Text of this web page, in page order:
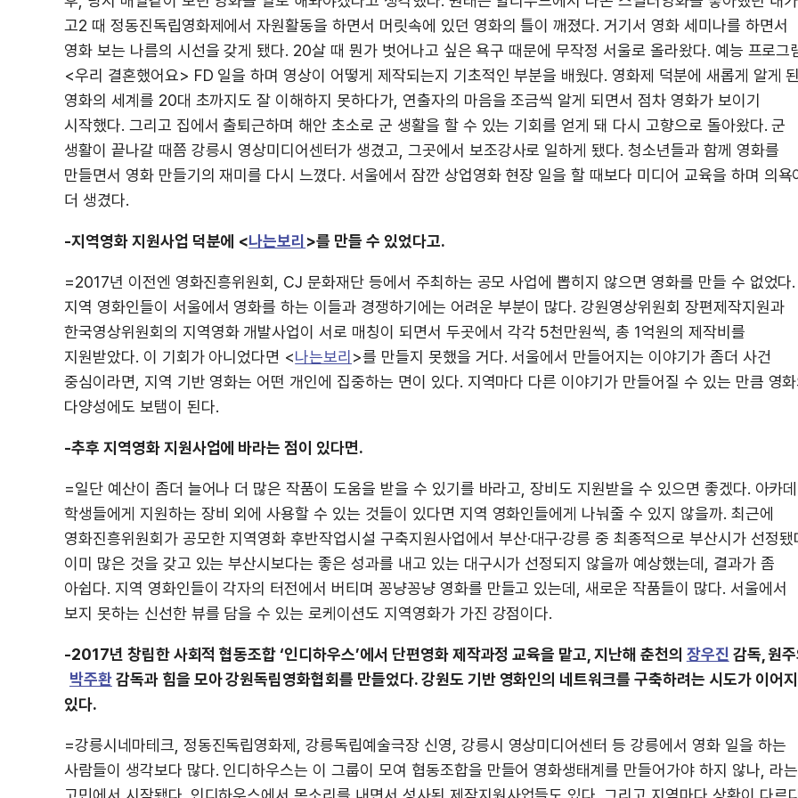
고2 때 정동진독립영화제에서 자원활동을 하면서 머릿속에 있던 영화의 틀이 깨졌다. 거기서 영화 세미나를 하면서
영화 보는 나름의 시선을 갖게 됐다. 20살 때 뭔가 벗어나고 싶은 욕구 때문에 무작정 서울로 올라왔다. 예능 프로그
<우리 결혼했어요> FD 일을 하며 영상이 어떻게 제작되는지 기초적인 부분을 배웠다. 영화제 덕분에 새롭게 알게 된
영화의 세계를 20대 초까지도 잘 이해하지 못하다가, 연출자의 마음을 조금씩 알게 되면서 점차 영화가 보이기
시작했다. 그리고 집에서 출퇴근하며 해안 초소로 군 생활을 할 수 있는 기회를 얻게 돼 다시 고향으로 돌아왔다. 군
생활이 끝나갈 때쯤 강릉시 영상미디어센터가 생겼고, 그곳에서 보조강사로 일하게 됐다. 청소년들과 함께 영화를
만들면서 영화 만들기의 재미를 다시 느꼈다. 서울에서 잠깐 상업영화 현장 일을 할 때보다 미디어 교육을 하며 의욕
더 생겼다.
-지역영화 지원사업 덕분에 <나는보리 >를 만들 수 있었다고.
=2017년 이전엔 영화진흥위원회, CJ 문화재단 등에서 주최하는 공모 사업에 뽑히지 않으면 영화를 만들 수 없었다.
지역 영화인들이 서울에서 영화를 하는 이들과 경쟁하기에는 어려운 부분이 많다. 강원영상위원회 장편제작지원과
한국영상위원회의 지역영화 개발사업이 서로 매칭이 되면서 두곳에서 각각 5천만원씩, 총 1억원의 제작비를
지원받았다. 이 기회가 아니었다면 <나는보리 >를 만들지 못했을 거다. 서울에서 만들어지는 이야기가 좀더 사건
중심이라면, 지역 기반 영화는 어떤 개인에 집중하는 면이 있다. 지역마다 다른 이야기가 만들어질 수 있는 만큼 영화
다양성에도 보탬이 된다.
-추후 지역영화 지원사업에 바라는 점이 있다면.
=일단 예산이 좀더 늘어나 더 많은 작품이 도움을 받을 수 있기를 바라고, 장비도 지원받을 수 있으면 좋겠다. 아카데
학생들에게 지원하는 장비 외에 사용할 수 있는 것들이 있다면 지역 영화인들에게 나눠줄 수 있지 않을까. 최근에
영화진흥위원회가 공모한 지역영화 후반작업시설 구축지원사업에서 부산·대구·강릉 중 최종적으로 부산시가 선정됐
이미 많은 것을 갖고 있는 부산시보다는 좋은 성과를 내고 있는 대구시가 선정되지 않을까 예상했는데, 결과가 좀
아쉽다. 지역 영화인들이 각자의 터전에서 버티며 꽁냥꽁냥 영화를 만들고 있는데, 새로운 작품들이 많다. 서울에서
보지 못하는 신선한 뷰를 담을 수 있는 로케이션도 지역영화가 가진 강점이다.
-2017년 창립한 사회적 협동조합 ‘인디하우스’에서 단편영화 제작과정 교육을 맡고, 지난해 춘천의 장우진 감독, 원주
박주환감독과 힘을 모아 강원독립영화협회를 만들었다. 강원도 기반 영화인의 네트워크를 구축하려는 시도가 이어
있다.
=강릉시네마테크, 정동진독립영화제, 강릉독립예술극장 신영, 강릉시 영상미디어센터 등 강릉에서 영화 일을 하는
사람들이 생각보다 많다. 인디하우스는 이 그룹이 모여 협동조합을 만들어 영화생태계를 만들어가야 하지 않나, 라는